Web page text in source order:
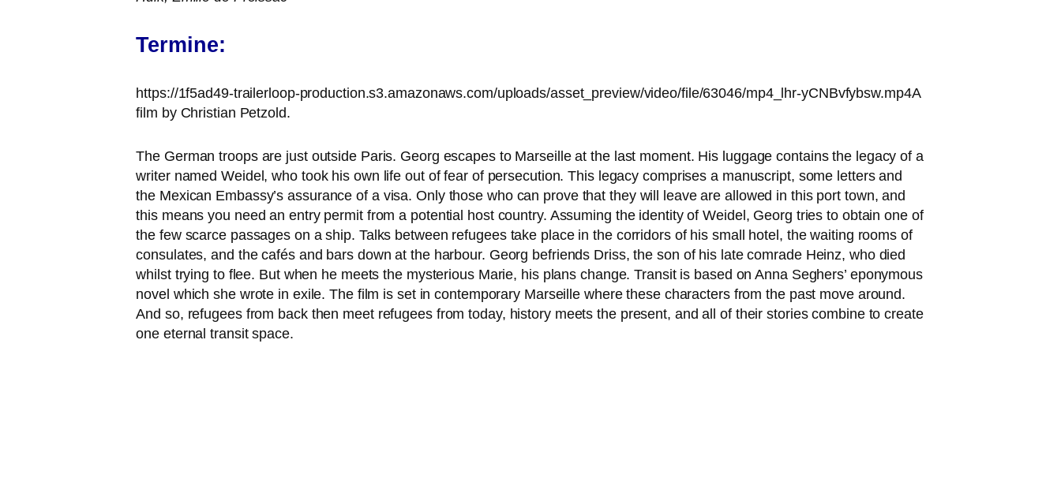
Termine:
https://1f5ad49-trailerloop-production.s3.amazonaws.com/uploads/asset_preview/video/file/63046/mp4_lhr-yCNBvfybsw.mp4A
film by Christian Petzold.
The German tro­ops are just out­side Paris. Georg escapes to Marseille at the last moment. His lug­ga­ge con­ta­ins the lega­cy of a
wri­ter named Weidel, who took his own life out of fear of per­se­cu­ti­on. This lega­cy com­pri­ses a manu­script, some let­ters and
the Mexican Embassy’s assu­rance of a visa. Only tho­se who can pro­ve that they will lea­ve are allo­wed in this port town, and
this means you need an ent­ry per­mit from a poten­ti­al host coun­try. Assuming the iden­ti­ty of Weidel, Georg tri­es to obtain one of
the few scar­ce pas­sa­ges on a ship. Talks bet­ween refu­gees take place in the cor­ri­dors of his small hotel, the wai­ting rooms of
con­su­la­tes, and the cafés and bars down at the har­bour. Georg befri­ends Driss, the son of his late com­ra­de Heinz, who died
whilst try­ing to flee. But when he meets the mys­te­rious Marie, his plans chan­ge. Transit is based on Anna Seghers’ epony­mous
novel which she wro­te in exi­le. The film is set in con­tem­po­ra­ry Marseille whe­re the­se cha­rac­ters from the past move around.
And so, refu­gees from back then meet refu­gees from today, histo­ry meets the pre­sent, and all of their sto­ries com­bi­ne to crea­te
one eter­nal tran­sit space.